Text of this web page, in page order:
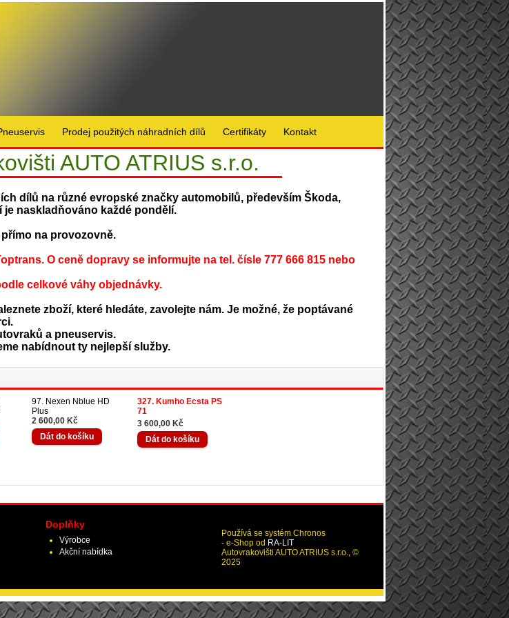
Prodej použitých náhradních dílů Certifikáty Kontakt
AUTO ATRIUS s.r.o.
dílů na různé evropské značky automobilů, především Škoda,
je naskladňováno každé pondělí.
na provozovně.
O ceně dopravy se informujte na tel. čísle 777 666 815 nebo
celkové váhy objednávky.
zboží, které hledáte, zavolejte nám. Je možné, že poptávané
a pneuservis.
nabídnout ty nejlepší služby.
97. Nexen Nblue HD
Plus
2 600,00 Kč
327. Kumho Ecsta PS
71
3 600,00 Kč
Doplňky
Výrobce
Akční nabídka
Používá se systém Chronos
- e-Shop od RA-LIT
Autovrakovišti AUTO ATRIUS s.r.o., ©
2025